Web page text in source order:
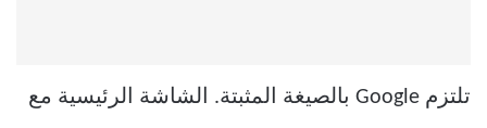
تلتزم Google بالصيغة المثبتة. الشاشة الرئيسية مع